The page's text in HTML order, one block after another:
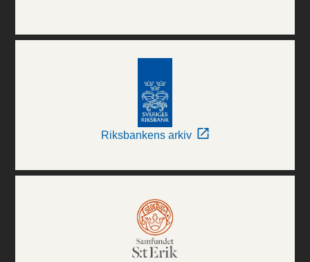
Riksbankens arkiv